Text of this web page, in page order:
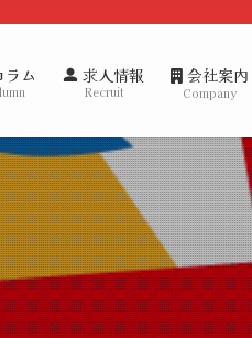
ム 求人情報
Recruit
会社案内
Company